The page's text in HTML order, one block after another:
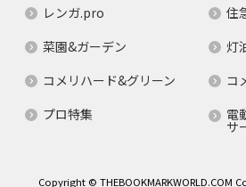
レンガ.pro
住
菜園&ガーデン
灯
コメリハード&グリーン
コ
プロ特集
電
サ
Copyright © THEBOOKMARKWORLD.COM